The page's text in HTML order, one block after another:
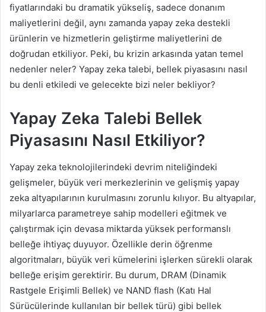
fiyatlarındaki bu dramatik yükseliş, sadece donanım
maliyetlerini değil, aynı zamanda yapay zeka destekli
ürünlerin ve hizmetlerin geliştirme maliyetlerini de
doğrudan etkiliyor. Peki, bu krizin arkasında yatan temel
nedenler neler? Yapay zeka talebi, bellek piyasasını nasıl
bu denli etkiledi ve gelecekte bizi neler bekliyor?
Yapay Zeka Talebi Bellek
Piyasasını Nasıl Etkiliyor?
Yapay zeka teknolojilerindeki devrim niteliğindeki
gelişmeler, büyük veri merkezlerinin ve gelişmiş yapay
zeka altyapılarının kurulmasını zorunlu kılıyor. Bu altyapılar,
milyarlarca parametreye sahip modelleri eğitmek ve
çalıştırmak için devasa miktarda yüksek performanslı
belleğe ihtiyaç duyuyor. Özellikle derin öğrenme
algoritmaları, büyük veri kümelerini işlerken sürekli olarak
belleğe erişim gerektirir. Bu durum, DRAM (Dinamik
Rastgele Erişimli Bellek) ve NAND flash (Katı Hal
Sürücülerinde kullanılan bir bellek türü) gibi bellek